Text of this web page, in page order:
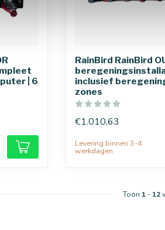
| 6
RainBird RainBird
inclusief
zones
€1.010,63
Levering binnen 3-4
werkdagen
Toon 1 - 12